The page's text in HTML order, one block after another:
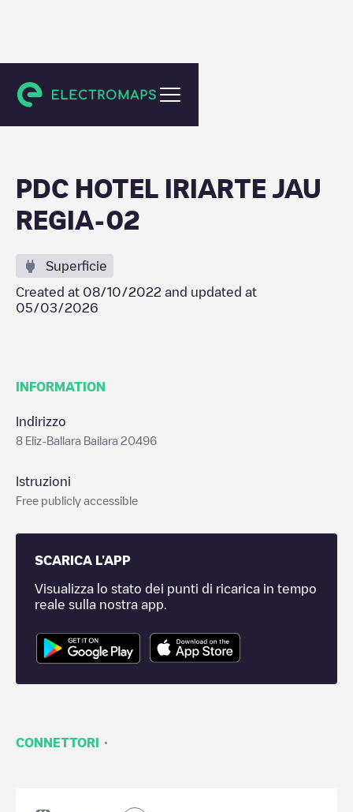
Unknown city (temporary)
PDC HOTEL IRIARTE JAU
REGIA-02
Superficie
Created at 08/10/2022 and updated at
05/03/2026
INFORMATION
Indirizzo
8 Eliz-Ballara Bailara 20496
Istruzioni
Free publicly accessible
SCARICA L'APP
Visualizza lo stato dei punti di ricarica in tempo
reale sulla nostra app.
CONNETTORI ·